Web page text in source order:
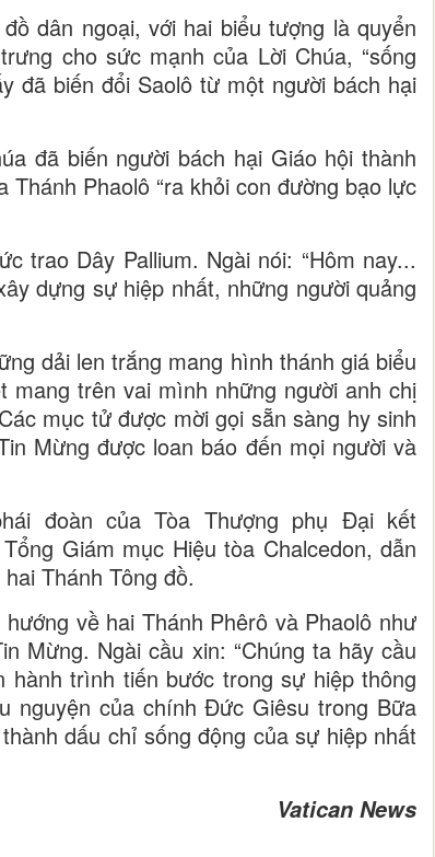
dân ngoại, với hai biểu tượng là quyển
cho sức mạnh của Lời Chúa, “sống
đã biến đổi Saolô từ một người bách hại
đã biến người bách hại Giáo hội thành
Phaolô “ra khỏi con đường bạo lực
trao Dây Pallium. Ngài nói: “Hôm nay...
dựng sự hiệp nhất, những người quảng
dải len trắng mang hình thánh giá biểu
trên vai mình những người anh chị
mục tử được mời gọi sẵn sàng hy sinh
Mừng được loan báo đến mọi người và
đoàn của Tòa Thượng phụ Đại kết
Giám mục Hiệu tòa Chalcedon, dẫn
Thánh Tông đồ.
về hai Thánh Phêrô và Phaolô như
Mừng. Ngài cầu xin: “Chúng ta hãy cầu
hành trình tiến bước trong sự hiệp thông
nguyện của chính Đức Giêsu trong Bữa
dấu chỉ sống động của sự hiệp nhất
Vatican News